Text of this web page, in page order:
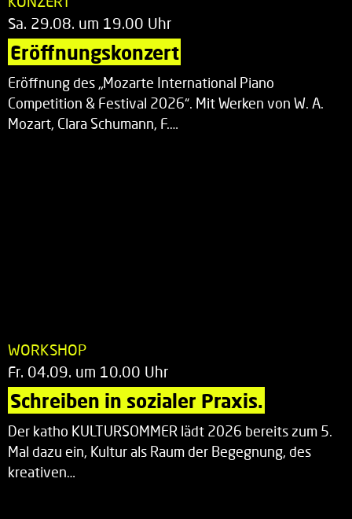
Sa. 29.08. um 19.00 Uhr
Eröffnungskonzert
Eröffnung des „Mozarte International Piano
Competition & Festival 2026“. Mit Werken von W. A.
Mozart, Clara Schumann, F.…
WORKSHOP
Fr. 04.09. um 10.00 Uhr
Schreiben in sozialer Praxis.
Der katho KULTURSOMMER lädt 2026 bereits zum 5.
Mal dazu ein, Kultur als Raum der Begegnung, des
kreativen…